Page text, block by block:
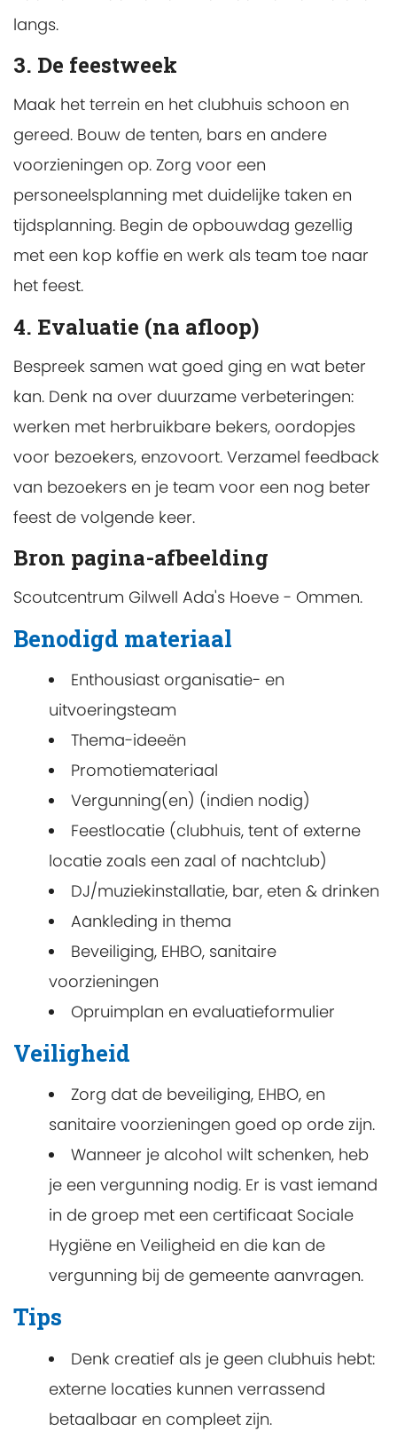
langs.
3. De feestweek
Maak het terrein en het clubhuis schoon en
gereed. Bouw de tenten, bars en andere
voorzieningen op. Zorg voor een
personeelsplanning met duidelijke taken en
tijdsplanning. Begin de opbouwdag gezellig
met een kop koffie en werk als team toe naar
het feest.
4. Evaluatie (na afloop)
Bespreek samen wat goed ging en wat beter
kan. Denk na over duurzame verbeteringen:
werken met herbruikbare bekers, oordopjes
voor bezoekers, enzovoort. Verzamel feedback
van bezoekers en je team voor een nog beter
feest de volgende keer.
Bron pagina-afbeelding
Scoutcentrum Gilwell Ada's Hoeve - Ommen.
Benodigd materiaal
Enthousiast organisatie- en
uitvoeringsteam
Thema-ideeën
Promotiemateriaal
Vergunning(en) (indien nodig)
Feestlocatie (clubhuis, tent of externe
locatie zoals een zaal of nachtclub)
DJ/muziekinstallatie, bar, eten & drinken
Aankleding in thema
Beveiliging, EHBO, sanitaire
voorzieningen
Opruimplan en evaluatieformulier
Veiligheid
Zorg dat de beveiliging, EHBO, en
sanitaire voorzieningen goed op orde zijn.
Wanneer je alcohol wilt schenken, heb
je een vergunning nodig. Er is vast iemand
in de groep met een certificaat Sociale
Hygiëne en Veiligheid en die kan de
vergunning bij de gemeente aanvragen.
Tips
Denk creatief als je geen clubhuis hebt:
externe locaties kunnen verrassend
betaalbaar en compleet zijn.